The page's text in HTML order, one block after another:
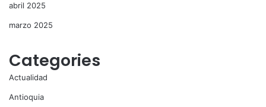
abril 2025
marzo 2025
Categories
Actualidad
Antioquia